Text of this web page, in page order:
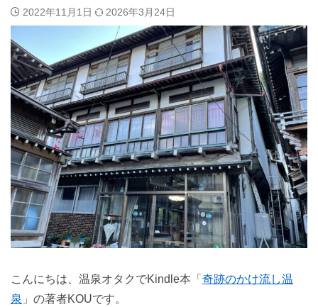
2022年11月1日 2026年3月24日
こんにちは、温泉オタクでKindle本「 奇跡のかけ流し温
泉 」の著者KOUです。